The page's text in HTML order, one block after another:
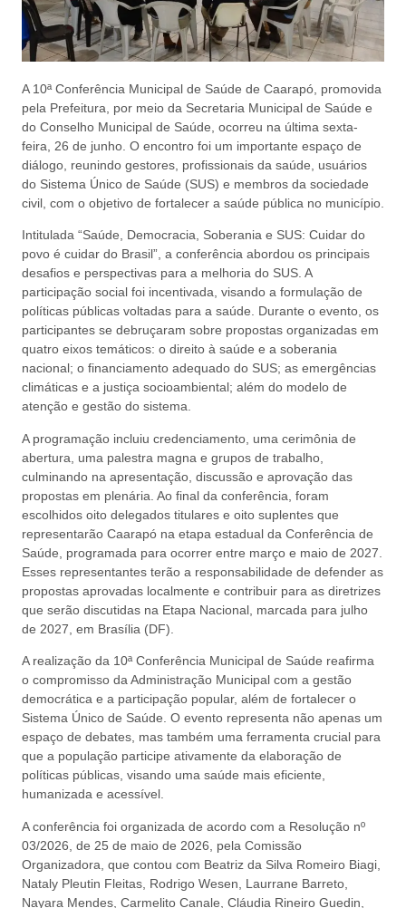
A 10ª Conferência Municipal de Saúde de Caarapó, promovida
pela Prefeitura, por meio da Secretaria Municipal de Saúde e
do Conselho Municipal de Saúde, ocorreu na última sexta-
feira, 26 de junho. O encontro foi um importante espaço de
diálogo, reunindo gestores, profissionais da saúde, usuários
do Sistema Único de Saúde (SUS) e membros da sociedade
civil, com o objetivo de fortalecer a saúde pública no município.
Intitulada “Saúde, Democracia, Soberania e SUS: Cuidar do
povo é cuidar do Brasil”, a conferência abordou os principais
desafios e perspectivas para a melhoria do SUS. A
participação social foi incentivada, visando a formulação de
políticas públicas voltadas para a saúde. Durante o evento, os
participantes se debruçaram sobre propostas organizadas em
quatro eixos temáticos: o direito à saúde e a soberania
nacional; o financiamento adequado do SUS; as emergências
climáticas e a justiça socioambiental; além do modelo de
atenção e gestão do sistema.
A programação incluiu credenciamento, uma cerimônia de
abertura, uma palestra magna e grupos de trabalho,
culminando na apresentação, discussão e aprovação das
propostas em plenária. Ao final da conferência, foram
escolhidos oito delegados titulares e oito suplentes que
representarão Caarapó na etapa estadual da Conferência de
Saúde, programada para ocorrer entre março e maio de 2027.
Esses representantes terão a responsabilidade de defender as
propostas aprovadas localmente e contribuir para as diretrizes
que serão discutidas na Etapa Nacional, marcada para julho
de 2027, em Brasília (DF).
A realização da 10ª Conferência Municipal de Saúde reafirma
o compromisso da Administração Municipal com a gestão
democrática e a participação popular, além de fortalecer o
Sistema Único de Saúde. O evento representa não apenas um
espaço de debates, mas também uma ferramenta crucial para
que a população participe ativamente da elaboração de
políticas públicas, visando uma saúde mais eficiente,
humanizada e acessível.
A conferência foi organizada de acordo com a Resolução nº
03/2026, de 25 de maio de 2026, pela Comissão
Organizadora, que contou com Beatriz da Silva Romeiro Biagi,
Nataly Pleutin Fleitas, Rodrigo Wesen, Laurrane Barreto,
Nayara Mendes, Carmelito Canale, Cláudia Rineiro Guedin,